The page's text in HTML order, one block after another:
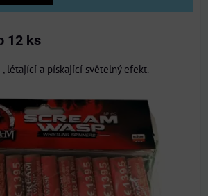
12 ks
, létající a pískající světelný efekt.